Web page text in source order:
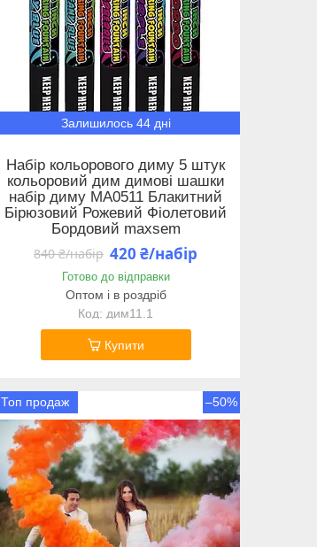
Залишилось 44 дні
Набір кольорового диму 5 штук
кольоровий дим димові шашки
набір диму MA0511 Блакитний
Бірюзовий Рожевий Фіолетовий
Бордовий maxsem
840 ₴/набір 420 ₴/набір
Готово до відправки
Оптом і в роздріб
дим11.1
Купити
Топ продаж –50%